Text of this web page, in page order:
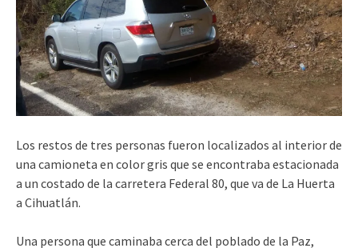
Los restos de tres personas fueron localizados al interior de
una camioneta en color gris que se encontraba estacionada
a un costado de la carretera Federal 80, que va de La Huerta
a Cihuatlán.
Una persona que caminaba cerca del poblado de la Paz,